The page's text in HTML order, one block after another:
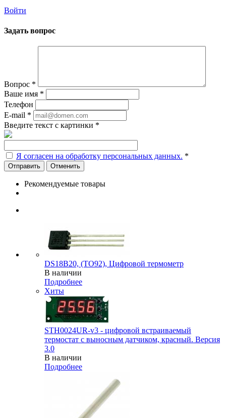
Войти
Задать вопрос
Вопрос *
Ваше имя *
Телефон
E-mail *
Введите текст с картинки *
Я согласен на обработку персональных данных. *
Отменить
Рекомендуемые товары
DS18B20, (TO92), Цифровой термометр
В наличии
Подробнее
Хиты
STH0024UR-v3 - цифровой встраиваемый
термостат с выносным датчиком, красный. Версия
3.0
В наличии
Подробнее